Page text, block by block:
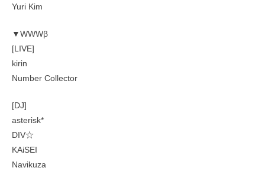
Yuri Kim
▼WWWβ
[LIVE]
kirin
Number Collector
[DJ]
asterisk*
DIV☆
KAiSEI
Navikuza